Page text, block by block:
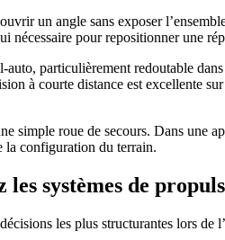
un angle sans exposer
nécessaire pour repositionner une
particulièrement redoutable
à courte distance est excellente
simple roue de secours. Dans une
la configuration du terrain.
systèmes de
les plus structurantes lors de l’